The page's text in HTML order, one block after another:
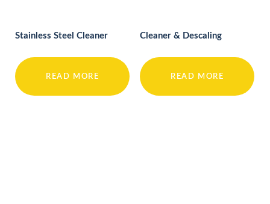
Stainless Steel Cleaner
READ MORE
Cleaner & Descaling
READ MORE